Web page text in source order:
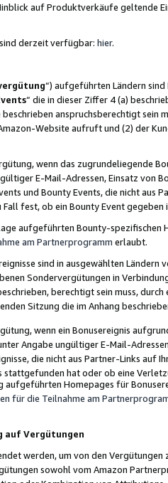
auf Produktverkäufe geltende
derzeit verfügbar: hier.
“) aufgeführten Ländern
“ die in dieser Ziffer 4 (a)
anspruchsberechtigt sein
Website aufruft und (2) der
wenn das zugrundeliegende
E-Mail-Adressen, Einsatz von
und Bounty Events, die nicht
Fall fest, ob ein Bounty Event
aufgeführten Bounty-spezifischen
am Partnerprogramm erlaubt.
sind in ausgewählten Ländern
Sondervergütungen in
berechtigt sein muss,
Sitzung die im Anhang
wenn ein Bonusereignis
Angabe ungültiger E-Mail-
die nicht aus Partner-Links auf
stattgefunden hat oder ob eine
aufgeführten Homepages für
für die Teilnahme am
auf Vergütungen
werden, um von den
sowohl vom Amazon